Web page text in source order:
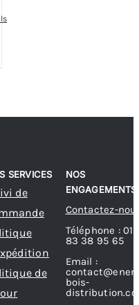
SERVICES
de
de
NOS
ENGAGEMENTS
Contactez-
Téléphone : 01
83 38 95 65
Email :
bois-